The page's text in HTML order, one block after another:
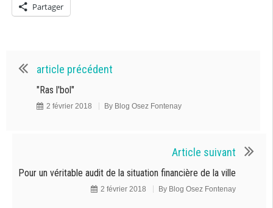
Partager
article précédent
"Ras l'bol"
2 février 2018 By Blog Osez Fontenay
Article suivant
Pour un véritable audit de la situation financière de la ville
2 février 2018 By Blog Osez Fontenay